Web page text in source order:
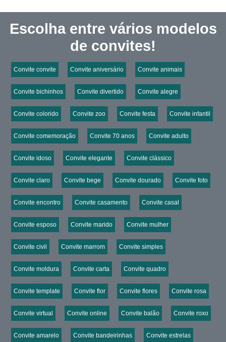
Escolha entre vários modelos
de convites!
Convite convite Convite aniversário Convite animais
Convite bichinhos Convite divertido Convite alegre
Convite colorido Convite zoo Convite festa Convite infantil
Convite comemoração Convite 70 anos Convite adulto
Convite idoso Convite elegante Convite clássico
Convite claro Convite bege Convite dourado Convite foto
Convite encontro Convite casamento Convite casal
Convite esposo Convite marido Convite mulher
Convite civil Convite marrom Convite simples
Convite moldura Convite carta Convite quadro
Convite template Convite flor Convite flores Convite rosa
Convite virtual Convite online Convite balão Convite roxo
Convite amarelo Convite bandeirinhas Convite estrelas